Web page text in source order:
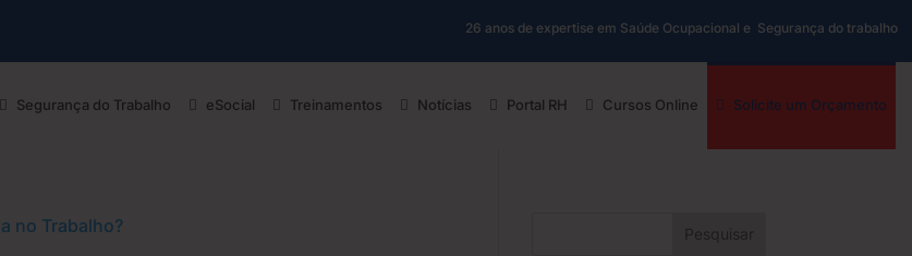
26 anos de expertise em Saúde Ocupacional e Segurança do trabalho
Segurança do Trabalho eSocial Treinamentos Notícias Portal RH Cursos Online Solicite um Orçamento